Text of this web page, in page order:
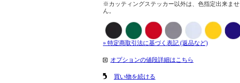
※カッティングステッカー以外は、色指定出来ませ
ん。
» 特定商取引法に基づく表記 (返品など)
オプションの値段詳細はこちら
買い物を続ける